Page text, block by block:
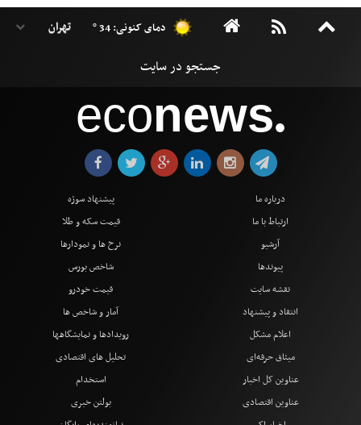
دمای کنونی: 34 °
econews●
درباره ما
ارتباط با ما
آرشیو
پیوندها
نقشه سایت
انتقاد و پیشنهاد
اعلام مشکل
میثاق حرفه‌ای
پیشنهاد سوژه
قیمت سکه و طلا
نرخ ها و نمودارها
شاخص بورس
قیمت خودرو
آمار و شاخص ها
رویدادها و نمایشگاهها
تحلیل های اقتصادی
عناوین کل اخبار
عناوین اقتصادی
استخدام
بولتن خبری